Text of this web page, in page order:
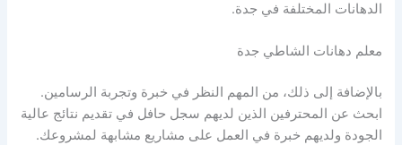
الدهانات المختلفة في جدة.
معلم دهانات الشاطي جدة
بالإضافة إلى ذلك، من المهم النظر في خبرة وتجربة الرسامين.
ابحث عن المحترفين الذين لديهم سجل حافل في تقديم نتائج عالية
الجودة ولديهم خبرة في العمل على مشاريع مشابهة لمشروعك.